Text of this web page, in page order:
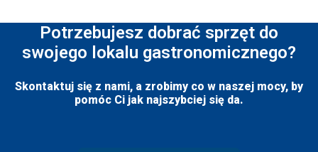
Potrzebujesz dobrać sprzęt do
swojego lokalu gastronomicznego?
Skontaktuj się z nami, a zrobimy co w naszej mocy, by
pomóc Ci jak najszybciej się da.